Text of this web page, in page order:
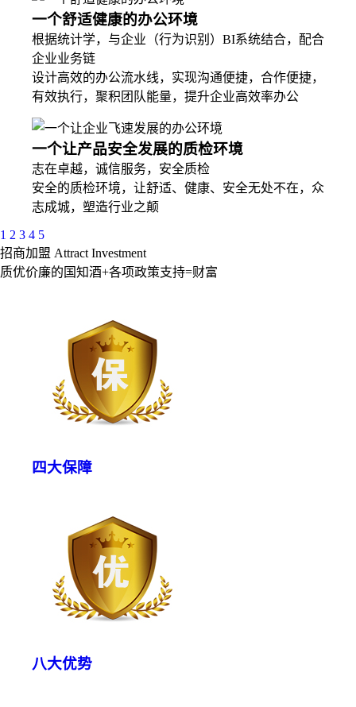
一个舒适健康的办公环境
根据统计学，与企业（行为识别）BI系统结合，配合
企业业务链
设计高效的办公流水线，实现沟通便捷，合作便捷，
有效执行，聚积团队能量，提升企业高效率办公
一个让产品安全发展的质检环境
志在卓越，诚信服务，安全质检
安全的质检环境，让舒适、健康、安全无处不在，众
志成城，塑造行业之颠
1 2 3 4 5
招商加盟 Attract Investment
质优价廉的国知酒+各项政策支持=财富
四大保障
八大优势